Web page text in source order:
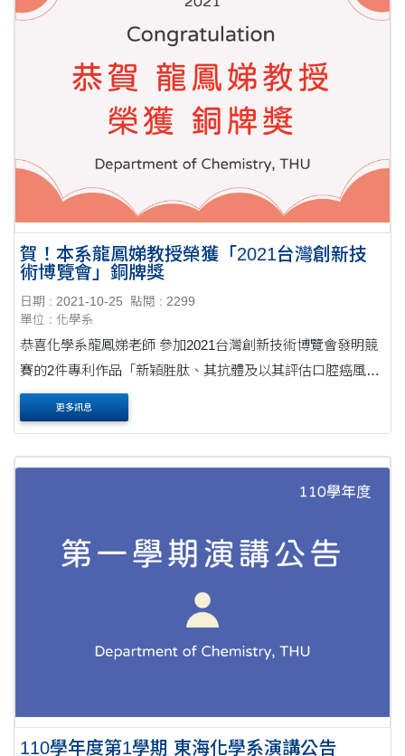
賀！本系龍鳳娣教授榮獲「2021台灣創新技
術博覽會」銅牌獎
日期 : 2021-10-25
點閱 : 2299
單位 : 化學系
恭喜化學系龍鳳娣老師 參加2021台灣創新技術博覽會發明競
賽的2件專利作品「新穎胜肽、其抗體及以其評估口腔癌風險
之方法」、「治療癌症之肽」榮獲銅牌獎
更多訊息
110學年度第1學期 東海化學系演講公告